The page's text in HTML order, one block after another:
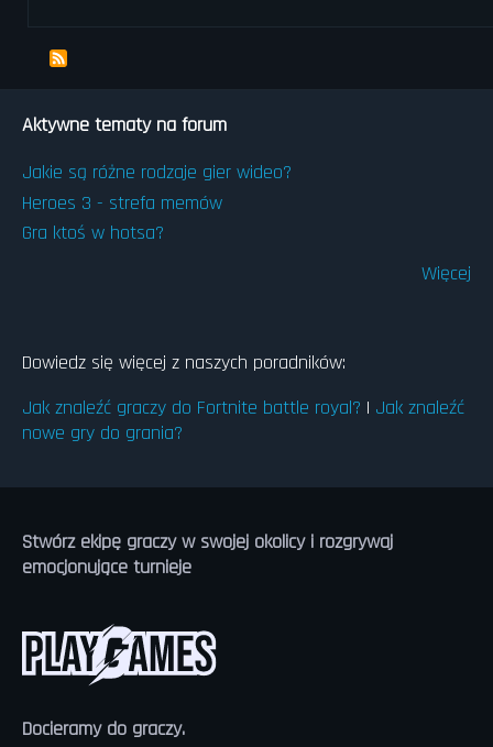
przygody
na
Nintendo
Switch
Aktywne tematy na forum
Jakie są różne rodzaje gier wideo?
Heroes 3 - strefa memów
Gra ktoś w hotsa?
Więcej
Dowiedz się więcej z naszych poradników:
Jak znaleźć graczy do Fortnite battle royal? | Jak znaleźć
nowe gry do grania?
Docieramy do graczy.
Stwórz ekipę graczy w swojej okolicy i rozgrywaj
emocjonujące turnieje